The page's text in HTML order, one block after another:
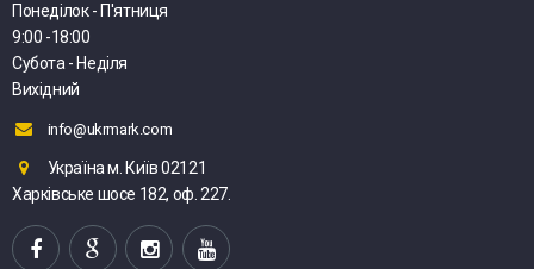
Понеділок - П'ятниця
9:00 -18:00
Субота - Неділя
Вихідний
info@ukrmark.com
Україна м. Київ 02121
Харківське шосе 182, оф. 227.